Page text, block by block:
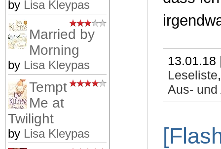
by Lisa Kleypas
Married by
Morning
by Lisa Kleypas
Tempt
Me at
Twilight
by Lisa Kleypas
Leseliste
Aus-